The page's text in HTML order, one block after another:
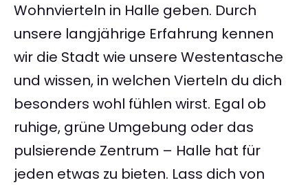
Wohnvierteln in Halle geben. Durch
unsere langjährige Erfahrung kennen
wir die Stadt wie unsere Westentasche
und wissen, in welchen Vierteln du dich
besonders wohl fühlen wirst. Egal ob
ruhige, grüne Umgebung oder das
pulsierende Zentrum – Halle hat für
jeden etwas zu bieten. Lass dich von